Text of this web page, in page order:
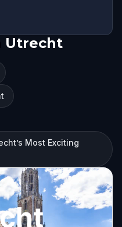
Utrecht
Most Exciting